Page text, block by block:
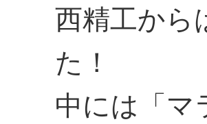
西精工から
た！
中には「マ